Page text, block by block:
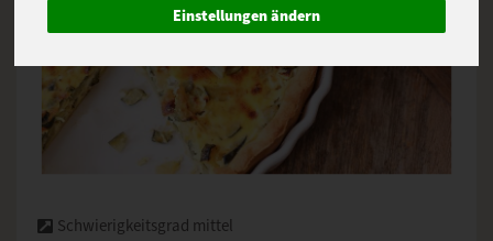
Einstellungen ändern
Schwierigkeitsgrad mittel